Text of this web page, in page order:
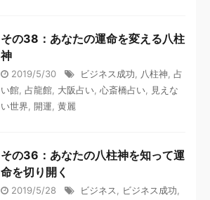
その38：あなたの運命を変える八柱
神
2019/5/30 ビジネス成功, 八柱神, 占
い館, 占龍館, 大阪占い, 心斎橋占い, 見えな
い世界, 開運, 黄麗
その36：あなたの八柱神を知って運
命を切り開く
2019/5/28 ビジネス, ビジネス成功,